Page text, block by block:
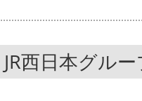
JR西日本グル